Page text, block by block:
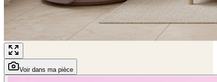
Voir dans ma pièce